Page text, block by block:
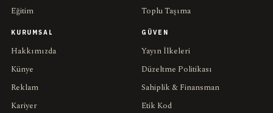
Eğitim
Toplu Taşıma
KURUMSAL
Hakkımızda
Künye
Reklam
Kariyer
GÜVEN
Yayın İlkeleri
Düzeltme Politikası
Sahiplik & Finansman
Etik Kod